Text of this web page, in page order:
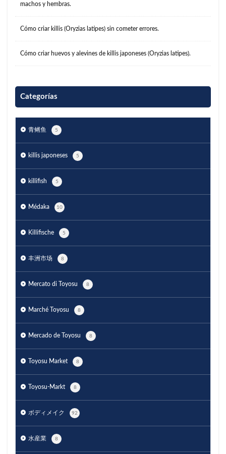
machos y hembras.
Cómo criar killis (Oryzias latipes) sin cometer errores.
Cómo criar huevos y alevines de killis japoneses (Oryzias latipes).
Categorías
青鳉鱼 5
killis japoneses 5
killifish 5
Médaka 10
Killifische 5
丰洲市场 8
Mercato di Toyosu 8
Marché Toyosu 8
Mercado de Toyosu 8
Toyosu Market 8
Toyosu-Markt 8
ボディメイク 92
水産業 8